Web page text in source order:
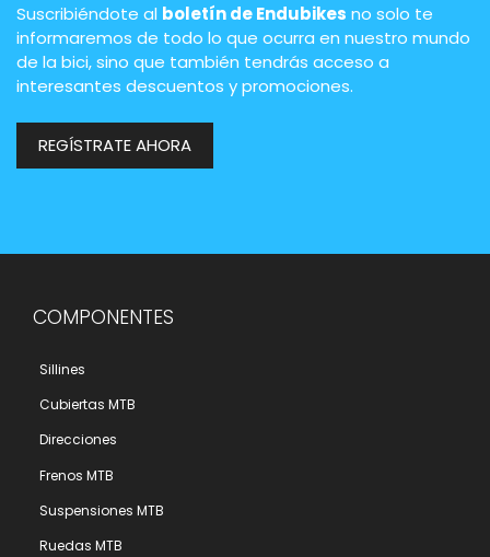
Suscribiéndote al boletín de Endubikes no solo te
informaremos de todo lo que ocurra en nuestro mundo
de la bici, sino que también tendrás acceso a
interesantes descuentos y promociones.
REGÍSTRATE AHORA
COMPONENTES
Sillines
Cubiertas MTB
Direcciones
Frenos MTB
Suspensiones MTB
Ruedas MTB